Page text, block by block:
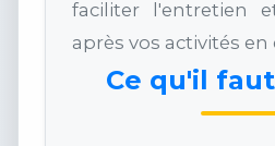
faciliter l'entretien
après vos activités en
Ce qu'il